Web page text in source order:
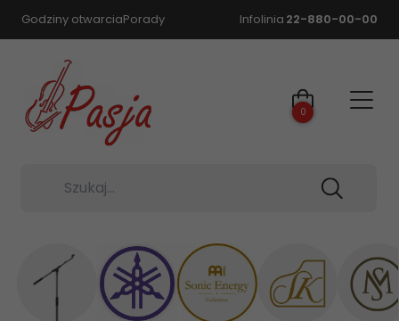
Godziny otwarciaPorady Infolinia 22-880-00-00
Szukaj...
0